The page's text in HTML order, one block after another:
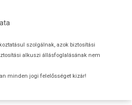
szolgálnak, azok biztosítási
alkuszi állásfoglalásának nem
minden jogi felelősséget kizár!